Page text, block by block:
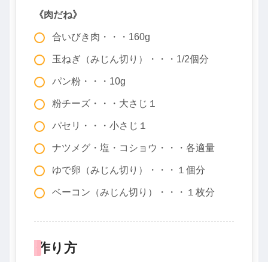
《肉だね》
合いびき肉・・・160g
玉ねぎ（みじん切り）・・・1/2個分
パン粉・・・10g
粉チーズ・・・大さじ１
パセリ・・・小さじ１
ナツメグ・塩・コショウ・・・各適量
ゆで卵（みじん切り）・・・１個分
ベーコン（みじん切り）・・・１枚分
作り方